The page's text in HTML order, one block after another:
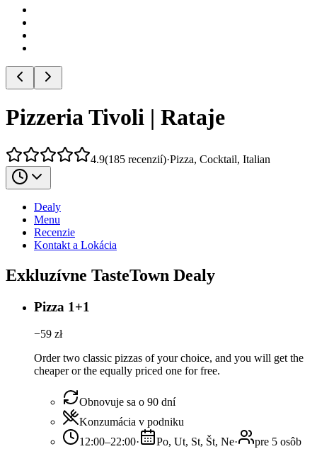
Pizzeria Tivoli | Rataje
4.9(185 recenzií)·Pizza, Cocktail, Italian
Dealy
Menu
Recenzie
Kontakt a Lokácia
Exkluzívne TasteTown Dealy
Pizza 1+1
−59 zł
Order two classic pizzas of your choice, and you will get the
cheaper or the equally priced one for free.
Obnovuje sa o 90 dní
Konzumácia v podniku
12:00–22:00· Po, Ut, St, Št, Ne·
pre 5 osôb